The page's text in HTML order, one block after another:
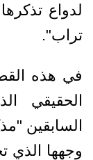
لدواع
تراب".
في هذه
الحقيقي
السابقين
وجهها الذي